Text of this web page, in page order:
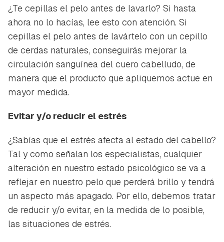
¿Te cepillas el pelo antes de lavarlo? Si hasta
ahora no lo hacías, lee esto con atención. Si
cepillas el pelo antes de lavártelo con un cepillo
de cerdas naturales, conseguirás mejorar la
circulación sanguínea del cuero cabelludo, de
manera que el producto que apliquemos actue en
mayor medida.
Evitar y/o reducir el estrés
¿Sabías que el estrés afecta al estado del cabello?
Tal y como señalan los especialistas, cualquier
alteración en nuestro estado psicológico se va a
reflejar en nuestro pelo que perderá brillo y tendrá
un aspecto más apagado. Por ello, debemos tratar
de reducir y/o evitar, en la medida de lo posible,
las situaciones de estrés.